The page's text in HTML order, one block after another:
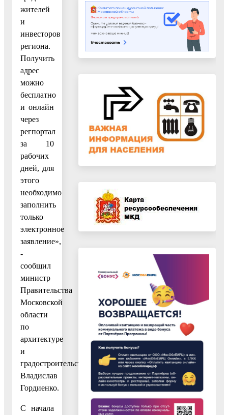
жителей
и
инвесторов
региона.
Получить
адрес
можно
бесплатно
и онлайн
через
регпортал
за 10
рабочих
дней, для
этого
необходимо
заполнить
только
электронное
заявление»,
-
сообщил
министр
Правительства
Московской
области
по
архитектуре
и
градостроительству
Владислав
Гордиенко.
С начала